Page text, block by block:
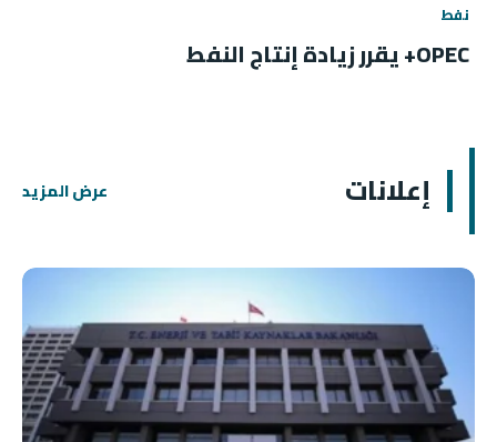
نفط
OPEC+ يقرر زيادة إنتاج النفط
إعلانات عرض المزيد